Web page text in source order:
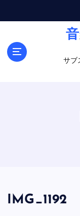
音楽を語らして
サブ
IMG_1192